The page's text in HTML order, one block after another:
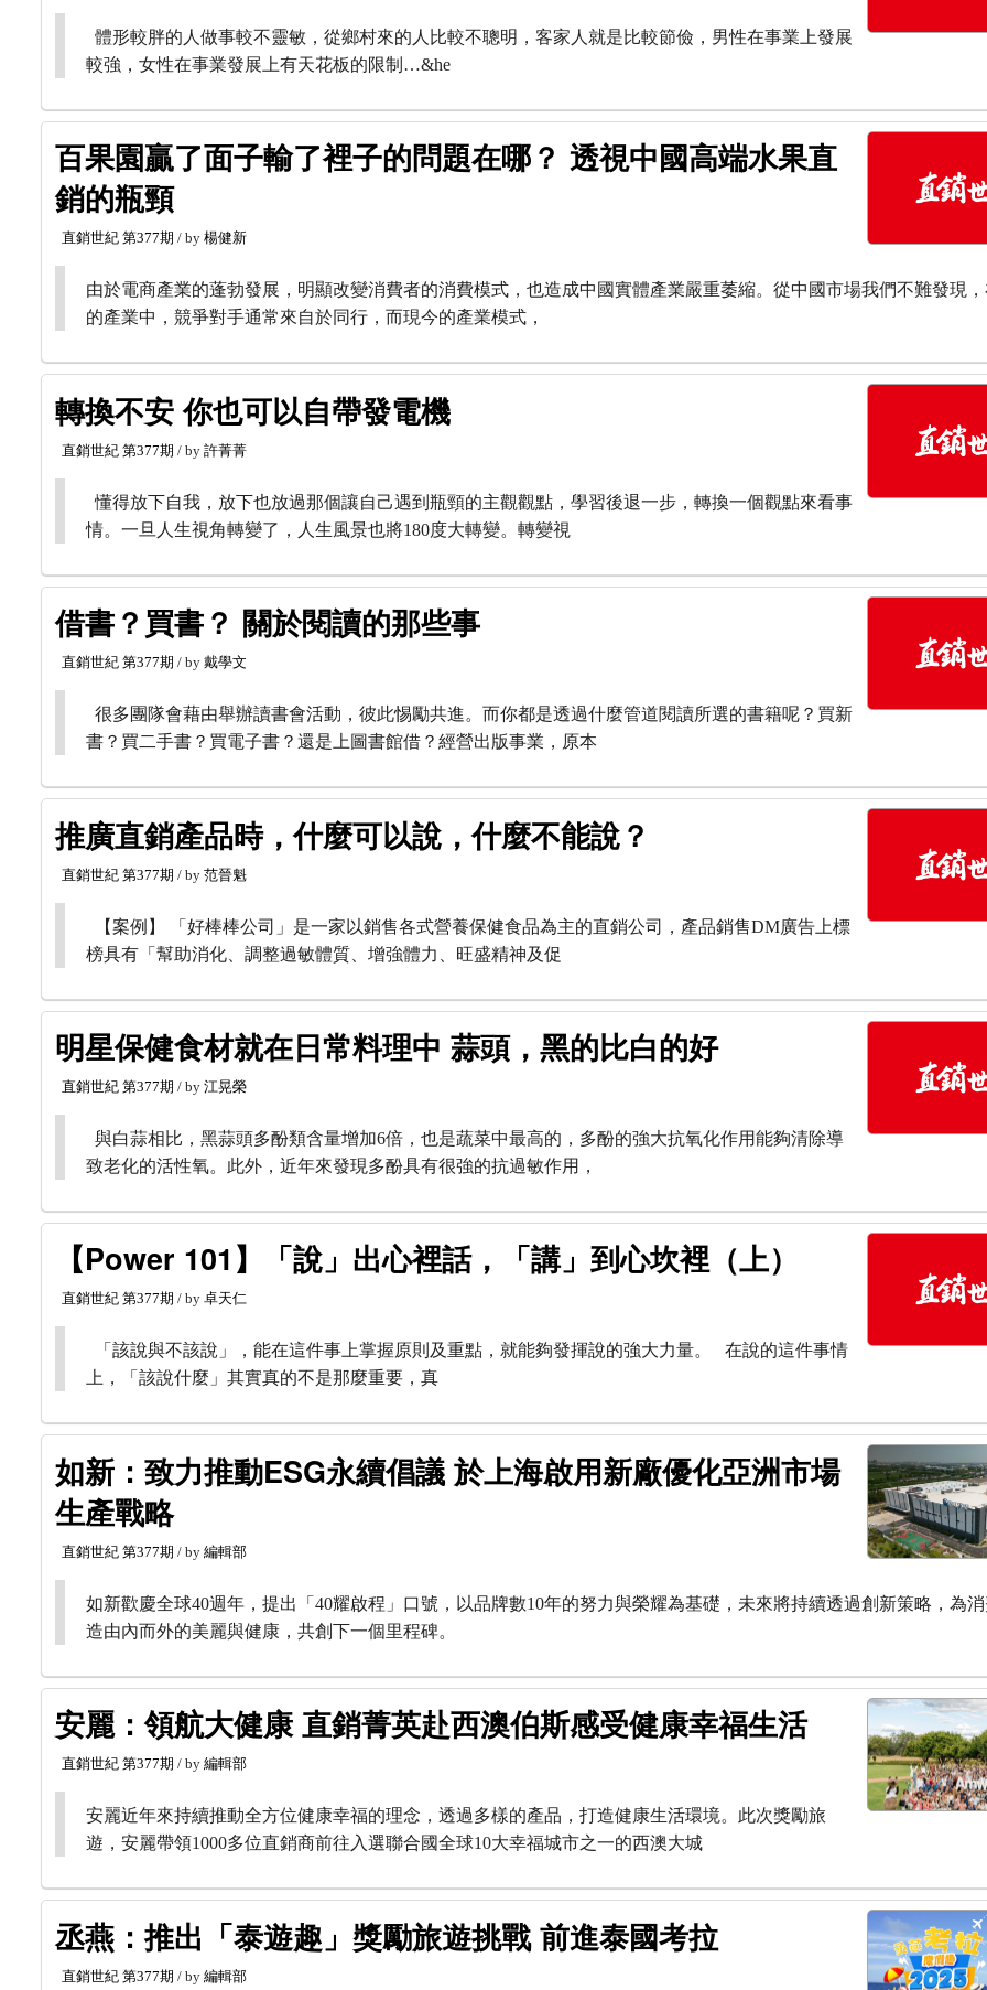
體形較胖的人做事較不靈敏，從鄉村來的人比較不聰明，客家人就是比較節儉，男性在事業上發展
較強，女性在事業發展上有天花板的限制…&he
百果園贏了面子輸了裡子的問題在哪？ 透視中國高端水果直
銷的瓶頸
直銷世紀 第377期 / by 楊健新
由於電商產業的蓬勃發展，明顯改變消費者的消費模式，也造成中國實體產業嚴重萎縮。從中國市場我們不難發現
的產業中，競爭對手通常來自於同行，而現今的產業模式，
轉換不安 你也可以自帶發電機
直銷世紀 第377期 / by 許菁菁
懂得放下自我，放下也放過那個讓自己遇到瓶頸的主觀觀點，學習後退一步，轉換一個觀點來看事
情。一旦人生視角轉變了，人生風景也將180度大轉變。轉變視
借書？買書？ 關於閱讀的那些事
直銷世紀 第377期 / by 戴學文
很多團隊會藉由舉辦讀書會活動，彼此惕勵共進。而你都是透過什麼管道閱讀所選的書籍呢？買新
書？買二手書？買電子書？還是上圖書館借？經營出版事業，原本
推廣直銷產品時，什麼可以說，什麼不能說？
直銷世紀 第377期 / by 范晉魁
【案例】 「好棒棒公司」是一家以銷售各式營養保健食品為主的直銷公司，產品銷售DM廣告上標
榜具有「幫助消化、調整過敏體質、增強體力、旺盛精神及促
明星保健食材就在日常料理中 蒜頭，黑的比白的好
直銷世紀 第377期 / by 江晃榮
與白蒜相比，黑蒜頭多酚類含量增加6倍，也是蔬菜中最高的，多酚的強大抗氧化作用能夠清除導
致老化的活性氧。此外，近年來發現多酚具有很強的抗過敏作用，
【Power 101】「說」出心裡話，「講」到心坎裡（上）
直銷世紀 第377期 / by 卓天仁
「該說與不該說」，能在這件事上掌握原則及重點，就能夠發揮說的強大力量。 在說的這件事情
上，「該說什麼」其實真的不是那麼重要，真
如新：致力推動ESG永續倡議 於上海啟用新廠優化亞洲市場
生產戰略
直銷世紀 第377期 / by 編輯部
如新歡慶全球40週年，提出「40耀啟程」口號，以品牌數10年的努力與榮耀為基礎，未來將持續透過創新策略，為
造由內而外的美麗與健康，共創下一個里程碑。
安麗：領航大健康 直銷菁英赴西澳伯斯感受健康幸福生活
直銷世紀 第377期 / by 編輯部
安麗近年來持續推動全方位健康幸福的理念，透過多樣的產品，打造健康生活環境。此次獎勵旅
遊，安麗帶領1000多位直銷商前往入選聯合國全球10大幸福城市之一的西澳大城
丞燕：推出「泰遊趣」獎勵旅遊挑戰 前進泰國考拉
直銷世紀 第377期 / by 編輯部